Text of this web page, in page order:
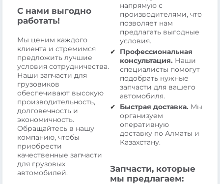
С нами выгодно
работать!
Мы ценим каждого
клиента и стремимся
предложить лучшие
условия сотрудничества.
Наши запчасти для
грузовиков
обеспечивают высокую
производительность,
долговечность и
экономичность.
Обращайтесь в нашу
компанию, чтобы
приобрести
качественные запчасти
для грузовых
автомобилей.
напрямую с
производителями, что
позволяет нам
предлагать выгодные
условия.
Профессиональная
консультация. Наши
специалисты помогут
подобрать нужные
запчасти для вашего
автомобиля.
Быстрая доставка. Мы
организуем
оперативную
доставку по Алматы и
Казахстану.
Запчасти, которые
мы предлагаем: